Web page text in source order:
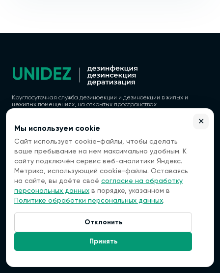
Связаться:
Круглосуточная служба дезинфекции и дезинсекции в жилых и
нежилых помещениях, на открытых пространствах.
Политика конфиденциальности
Согласие на обработку персональных данных
ООО "ВЭБГЕТ"
ОГРН 1177154022760
ИНН 7118021632
КПП 711801001
№ Л064-00111-77/01845104) от 07.02.2025
Гагарина, 23
Мы используем cookie
Сайт использует cookie-файлы, чтобы сделать
ваше пребывание на нем максимально удобным. К
сайту подключён сервис веб-аналитики Яндекс.
Метрика, использующий cookie-файлы. Оставаясь
на сайте, вы даёте своё согласие на обработку
персональных данных в порядке, указанном в
Политике обработки персональных данных.
Отклонить
Принять
✕